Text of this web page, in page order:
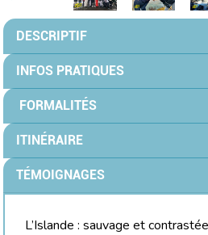
DESCRIPTIF
INFOS PRATIQUES
FORMALITÉS
ITINÉRAIRE
TÉMOIGNAGES
L’Islande : sauvage et